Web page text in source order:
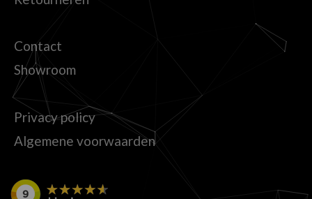
Contact
Showroom
Privacy policy
Algemene voorwaarden